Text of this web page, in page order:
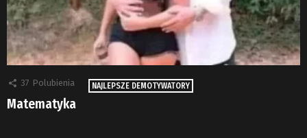
37 Polubienia NAJLEPSZE DEMOTYWATORY
Matematyka